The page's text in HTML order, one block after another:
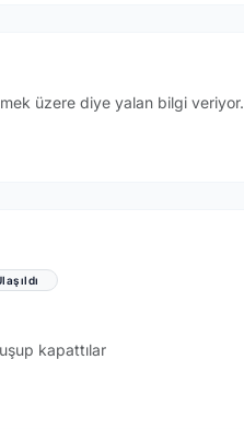
üzere diye yalan bilgi veriyor.
kapattılar